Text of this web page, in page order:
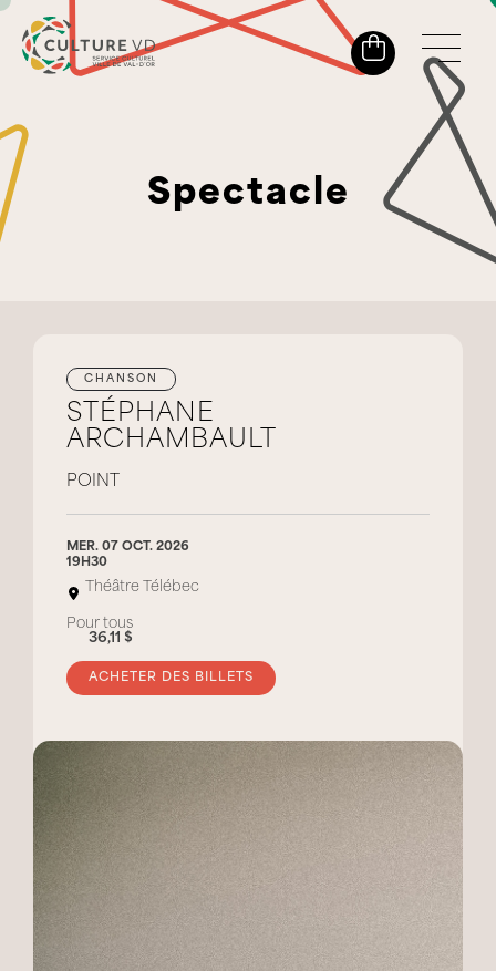
Spectacle
CHANSON
STÉPHANE
ARCHAMBAULT
POINT
MER. 07 OCT. 2026
19H30
Théâtre Télébec
Pour tous
36,11 $
ACHETER DES BILLETS